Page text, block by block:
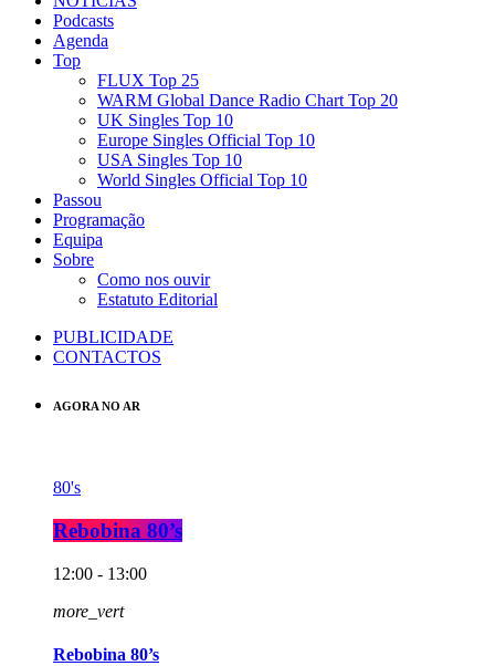
Podcasts
Agenda
Top
FLUX Top 25
WARM Global Dance Radio Chart Top 20
UK Singles Top 10
Europe Singles Official Top 10
USA Singles Top 10
World Singles Official Top 10
Passou
Programação
Equipa
Sobre
Como nos ouvir
Estatuto Editorial
PUBLICIDADE
CONTACTOS
AGORA NO AR
80's
Rebobina 80’s
12:00 - 13:00
more_vert
Rebobina 80’s